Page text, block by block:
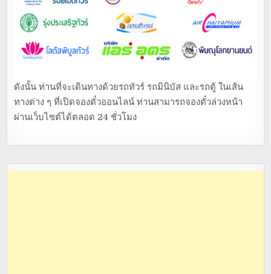
ดังนั้น ท่านที่จะเดินทางด้วยรถทัวร์ รถมินิบัส และรถตู้ ในเส้น
ทางต่าง ๆ ที่เปิดจองตั๋วออนไลน์ ท่านสามารถจองตั๋วล่วงหน้า
ผ่านเว็บไซต์ได้ตลอด 24 ชั่วโมง